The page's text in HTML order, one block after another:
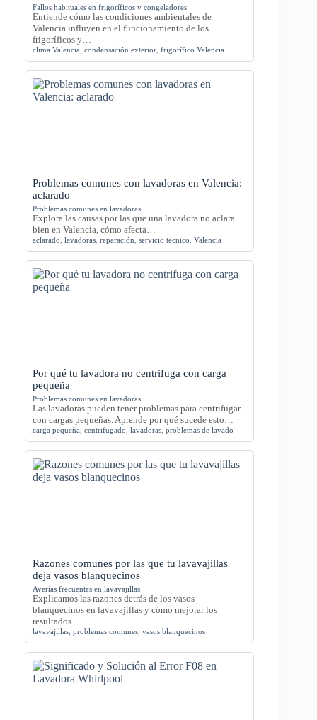
Fallos habituales en frigoríficos y congeladores
Entiende cómo las condiciones ambientales de
Valencia influyen en el funcionamiento de los
frigoríficos y…
clima Valencia condensación exterior frigorífico Valencia
Problemas comunes con lavadoras en Valencia:
aclarado
Problemas comunes en lavadoras
Explora las causas por las que una lavadora no aclara
bien en Valencia, cómo afecta…
aclarado lavadoras reparación servicio técnico Valencia
Por qué tu lavadora no centrifuga con carga
pequeña
Problemas comunes en lavadoras
Las lavadoras pueden tener problemas para centrifugar
con cargas pequeñas. Aprende por qué sucede esto…
carga pequeña centrifugado lavadoras problemas de lavado
Razones comunes por las que tu lavavajillas
deja vasos blanquecinos
Averías frecuentes en lavavajillas
Explicamos las razones detrás de los vasos
blanquecinos en lavavajillas y cómo mejorar los
resultados…
lavavajillas problemas comunes vasos blanquecinos